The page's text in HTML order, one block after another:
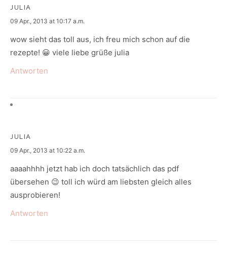
JULIA
says:
09 Apr., 2013 at 10:17 a.m.
wow sieht das toll aus, ich freu mich schon auf die
rezepte! 😀 viele liebe grüße julia
Antworten
JULIA
says:
09 Apr., 2013 at 10:22 a.m.
aaaahhhh jetzt hab ich doch tatsächlich das pdf
übersehen 😉 toll ich würd am liebsten gleich alles
ausprobieren!
Antworten